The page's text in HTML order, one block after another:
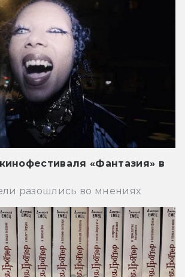
«Фантазия» в
разошлись во мнениях